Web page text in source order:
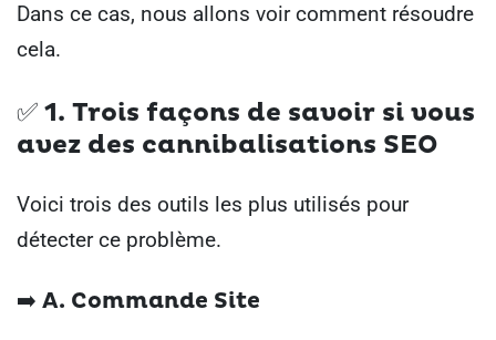
Dans ce cas, nous allons voir comment résoudre
cela.
✅ 1. Trois façons de savoir si vous
avez des cannibalisations SEO
Voici trois des outils les plus utilisés pour
détecter ce problème.
➡️ A. Commande Site